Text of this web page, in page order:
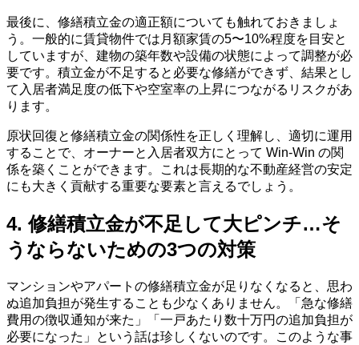
最後に、修繕積立金の適正額についても触れておきましょ
う。一般的に賃貸物件では月額家賃の5〜10%程度を目安と
していますが、建物の築年数や設備の状態によって調整が必
要です。積立金が不足すると必要な修繕ができず、結果とし
て入居者満足度の低下や空室率の上昇につながるリスクがあ
ります。
原状回復と修繕積立金の関係性を正しく理解し、適切に運用
することで、オーナーと入居者双方にとって Win-Win の関
係を築くことができます。これは長期的な不動産経営の安定
にも大きく貢献する重要な要素と言えるでしょう。
4. 修繕積立金が不足して大ピンチ…そ
うならないための3つの対策
マンションやアパートの修繕積立金が足りなくなると、思わ
ぬ追加負担が発生することも少なくありません。「急な修繕
費用の徴収通知が来た」「一戸あたり数十万円の追加負担が
必要になった」という話は珍しくないのです。このような事